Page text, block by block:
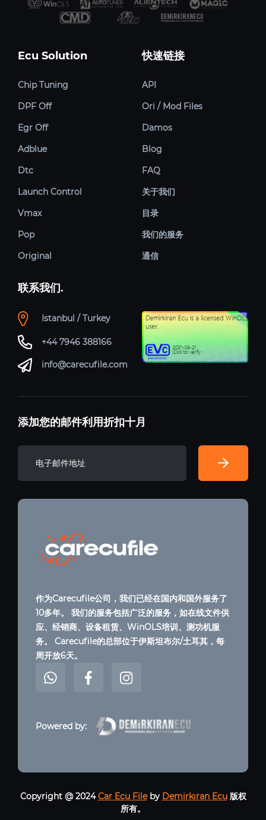
Ecu Solution
Chip Tuning
DPF Off
Egr Off
Adblue
Dtc
Launch Control
Vmax
Pop
Original
快速链接
API
Ori / Mod Files
Damos
Blog
FAQ
关于我们
目录
我们的服务
通信
联系我们.
Istanbul / Turkey
+44 7946 388166
info@carecufile.com
添加您的邮件利用折扣十月
作为Carecufile公司，我们已经在国内和国外服务了
10多年。 我们的服务包括广泛的服务，如在线文件供
应、经销商、设备租赁、WinOLS培训、测功机服
务。 Carecufile的总部位于伊斯坦布尔/土耳其，每
周开放6天。
Powered by:
Copyright @ 2024Car Ecu Fileby Demirkıran Ecu版权
所有。